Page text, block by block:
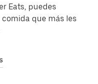
Eats, puedes
que más les